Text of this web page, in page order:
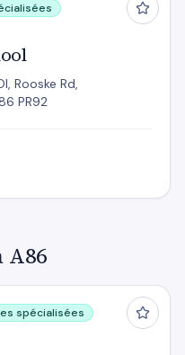
Rooske Rd,
PR92
A86
spécialisées